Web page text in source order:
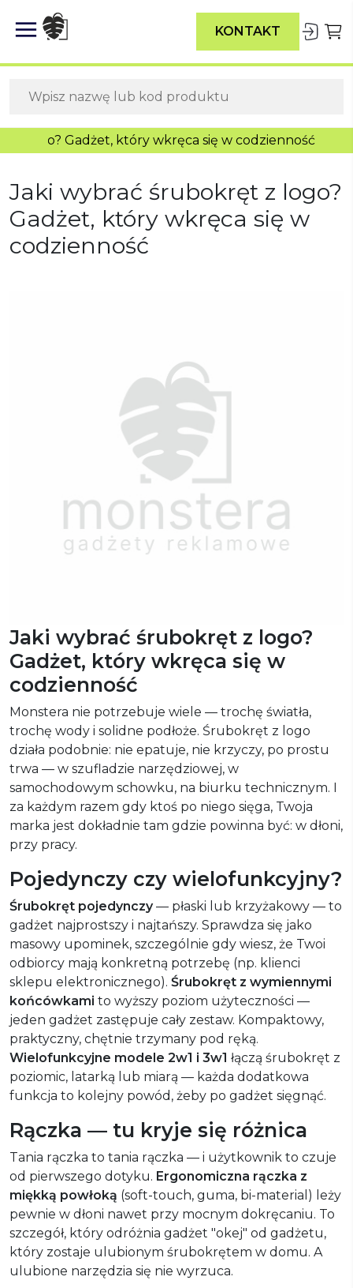
KONTAKT
z logo? Gadżet, który wkręca się w codzienność
Jaki wybrać śrubokręt z logo?
Gadżet, który wkręca się w
codzienność
Jaki wybrać śrubokręt z logo?
Gadżet, który wkręca się w
codzienność
Monstera nie potrzebuje wiele — trochę światła,
trochę wody i solidne podłoże. Śrubokręt z logo
działa podobnie: nie epatuje, nie krzyczy, po prostu
trwa — w szufladzie narzędziowej, w
samochodowym schowku, na biurku technicznym. I
za każdym razem gdy ktoś po niego sięga, Twoja
marka jest dokładnie tam gdzie powinna być: w dłoni,
przy pracy.
Pojedynczy czy wielofunkcyjny?
Śrubokręt pojedynczy— płaski lub krzyżakowy — to
gadżet najprostszy i najtańszy. Sprawdza się jako
masowy upominek, szczególnie gdy wiesz, że Twoi
odbiorcy mają konkretną potrzebę (np. klienci
sklepu elektronicznego). Śrubokręt z wymiennymi
końcówkami to wyższy poziom użyteczności —
jeden gadżet zastępuje cały zestaw. Kompaktowy,
praktyczny, chętnie trzymany pod ręką.
Wielofunkcyjne modele 2w1 i 3w1 łączą śrubokręt z
poziomic, latarką lub miarą — każda dodatkowa
funkcja to kolejny powód, żeby po gadżet sięgnąć.
Rączka — tu kryje się różnica
Tania rączka to tania rączka — i użytkownik to czuje
od pierwszego dotyku. Ergonomiczna rączka z
miękką powłoką (soft-touch, guma, bi-material) leży
pewnie w dłoni nawet przy mocnym dokręcaniu. To
szczegół, który odróżnia gadżet "okej" od gadżetu,
który zostaje ulubionym śrubokrętem w domu. A
ulubione narzędzia się nie wyrzuca.